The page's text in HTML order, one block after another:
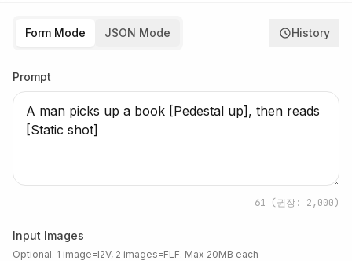
Form Mode JSON Mode History
Prompt
61 (권장: 2,000)
Input Images
Optional. 1 image=I2V, 2 images=FLF. Max 20MB each